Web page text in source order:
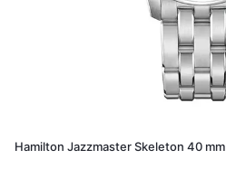
Hamilton Jazzmaster Skeleton 40 mm